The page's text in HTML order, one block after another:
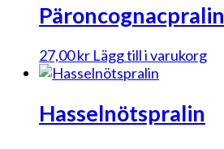
Päroncognacpralin
27,00kr Lägg till i varukorg
Hasselnötspralin